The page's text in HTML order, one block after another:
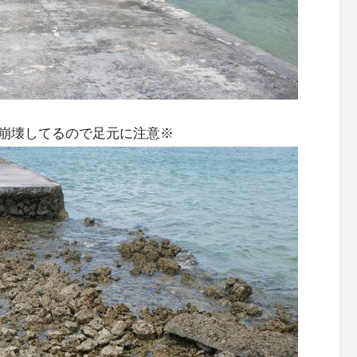
壊してるので足元に注意※